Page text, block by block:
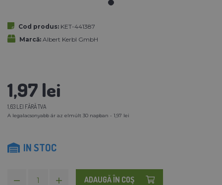
Cod produs: KET-441387
Marcă: Albert Kerbl GmbH
1,97 lei
1,63 LEI FĂRĂ TVA
A legalacsonyabb ár az elmúlt 30 napban - 1,97 lei
IN STOC
ADAUGĂ ÎN COŞ